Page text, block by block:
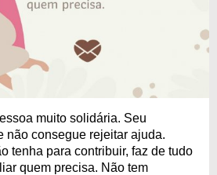
muito solidária. Seu
não consegue rejeitar ajuda.
tenha para contribuir, faz de tudo
quem precisa. Não tem